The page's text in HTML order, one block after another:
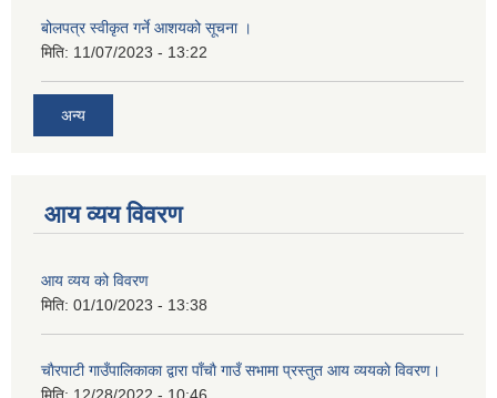
बोलपत्र स्वीकृत गर्ने आशयको सूचना ।
मिति: 11/07/2023 - 13:22
अन्य
आय व्यय विवरण
आय व्यय को विवरण
मिति: 01/10/2023 - 13:38
चाैरपाटी गाउँपालिकाका द्वारा पाँचाै गाउँ सभामा प्रस्तुत आय व्ययकाे विवरण।